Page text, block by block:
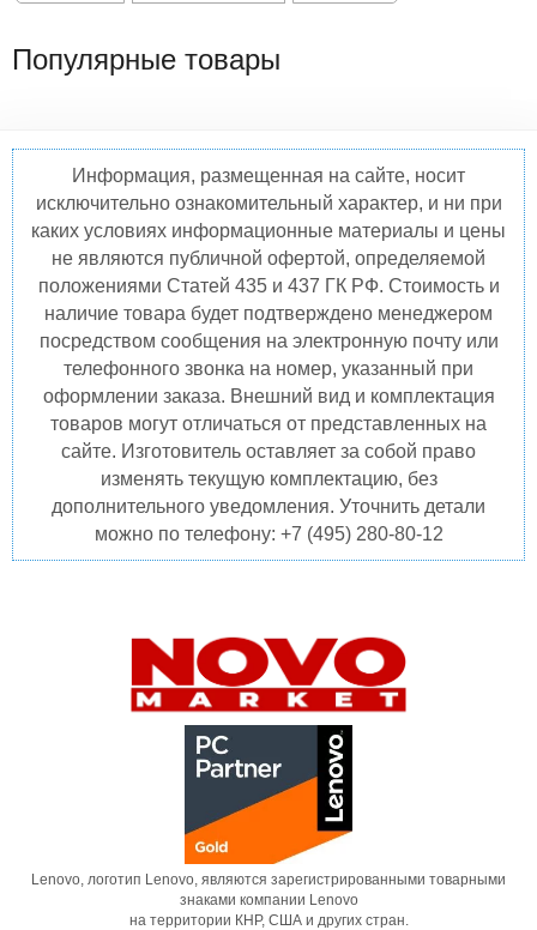
Популярные товары
Информация, размещенная на сайте, носит
исключительно ознакомительный характер, и ни при
каких условиях информационные материалы и цены
не являются публичной офертой, определяемой
положениями Статей 435 и 437 ГК РФ. Стоимость и
наличие товара будет подтверждено менеджером
посредством сообщения на электронную почту или
телефонного звонка на номер, указанный при
оформлении заказа. Внешний вид и комплектация
товаров могут отличаться от представленных на
сайте. Изготовитель оставляет за собой право
изменять текущую комплектацию, без
дополнительного уведомления. Уточнить детали
можно по телефону: +7 (495) 280-80-12
Lenovo, логотип Lenovo, являются зарегистрированными товарными
знаками компании Lenovo
на территории КНР, США и других стран.